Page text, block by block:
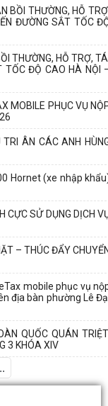
BỒI THƯỜNG, HỖ
ĐƯỜNG SẮT TỐC
THƯỜNG, HỖ TRỢ,
TỐC ĐỘ CAO HÀ NỘI
MOBILE PHỤC VỤ
TRI ÂN CÁC ANH
Hornet (xe nhập
CỰC SỬ DỤNG DỊCH
– THÚC ĐẨY
mobile phục vụ
địa bàn phường Lê
QUỐC QUÁN
3 KHÓA XIV